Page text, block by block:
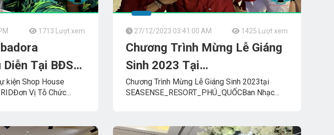
1713 Lượt xem
Diễn Tại BĐS
kiện Shop House
Vị Tỗ Chức
27/12/2023 03:41:00 AM 1425 Lượt xem
Chương Trình Mừng Lễ Giáng
Sinh 2023 Tại
SEASENSE_RESORT_PHÚ_QUỐC
Chương Trình Mừng Lễ Giáng Sinh 2023tại
SEASENSE_RESORT_PHÚ_QUỐCBan Nhạc